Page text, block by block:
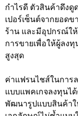
กำไรดี ตัวสินค้าดึงดู
เปอร์เซ็นต์จากยอด
ร้าน และมีอุปกรณ์ใ
การขายเพื่อให้ผู้ลง
สูงสุด
ค่าแฟรนไชส์ในการ
แบบแพคเกจลงทุนไ
พัฒนารูปแบบสินค้า